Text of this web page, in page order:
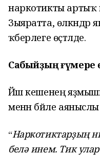
наркотикты артыҡ
Зыяратта, өлкәндәр
ҡәберлеге өҫтәлде.
Сабыйҙың ғүмере
Йәш кешенең
менән бәйле аяныслы
“Наркотиктарҙың
белә инем. Тик